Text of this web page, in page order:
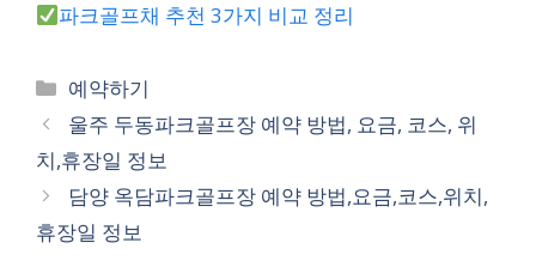
파크골프채 추천 3가지 비교 정리
카
테
리
예약하기
울주 두동파크골프장 예약 방법, 요금, 코스, 위
치,휴장일 정보
담양 옥담파크골프장 예약 방법,요금,코스,위치,
휴장일 정보